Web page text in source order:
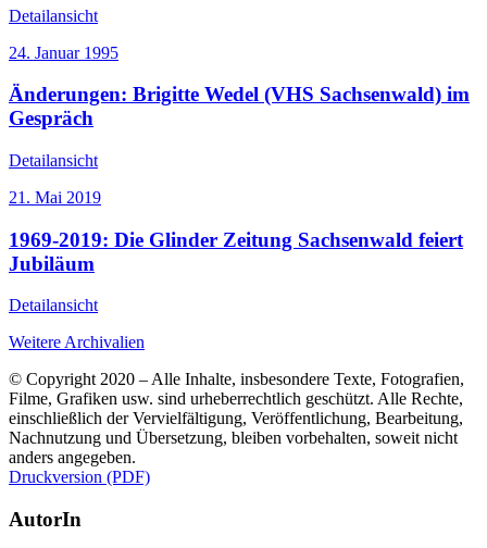
Detailansicht
24. Januar 1995
Änderungen: Brigitte Wedel (VHS Sachsenwald) im
Gespräch
Detailansicht
21. Mai 2019
1969-2019: Die Glinder Zeitung Sachsenwald feiert
Jubiläum
Detailansicht
Weitere Archivalien
© Copyright 2020 – Alle Inhalte, insbesondere Texte, Fotografien,
Filme, Grafiken usw. sind urheberrechtlich geschützt. Alle Rechte,
einschließlich der Vervielfältigung, Veröffentlichung, Bearbeitung,
Nachnutzung und Übersetzung, bleiben vorbehalten, soweit nicht
anders angegeben.
Druckversion (PDF)
AutorIn